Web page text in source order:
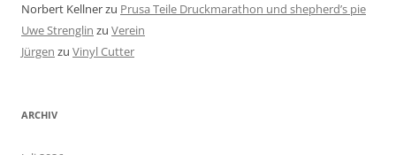
Norbert Kellnerzu Prusa Teile Druckmarathon und shepherd’s pie
Uwe Strenglin zu Verein
Jürgen zu Vinyl Cutter
ARCHIV